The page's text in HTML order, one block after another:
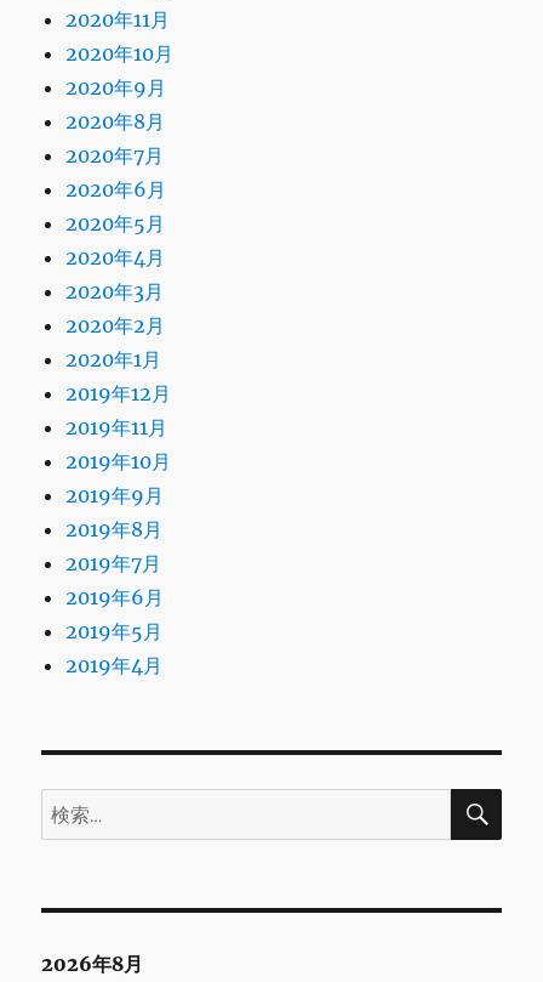
2020年11月
2020年10月
2020年9月
2020年8月
2020年7月
2020年6月
2020年5月
2020年4月
2020年3月
2020年2月
2020年1月
2019年12月
2019年11月
2019年10月
2019年9月
2019年8月
2019年7月
2019年6月
2019年5月
2019年4月
検
索:
検
2026年8月